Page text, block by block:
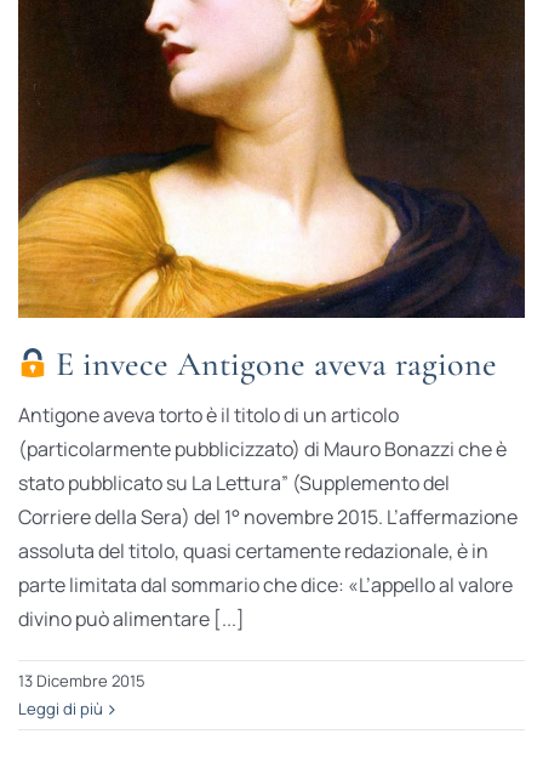
E invece Antigone aveva ragione
Antigone aveva torto è il titolo di un articolo
(particolarmente pubblicizzato) di Mauro Bonazzi che è
stato pubblicato su La Lettura” (Supplemento del
Corriere della Sera) del 1° novembre 2015. L’affermazione
assoluta del titolo, quasi certamente redazionale, è in
parte limitata dal sommario che dice: «L’appello al valore
divino può alimentare [...]
13 Dicembre 2015
Leggi di più